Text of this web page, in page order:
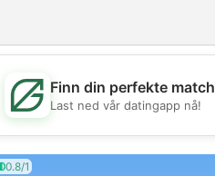
💖
Finn din perfekte match
Last ned vår datingapp nå!
0.8/1